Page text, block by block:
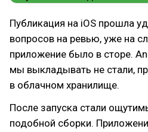
Публикация на iOS прошла
вопросов на ревью, уже на
приложение было в сторе.
мы выкладывать не стали,
в облачном хранилище.
После запуска стали
подобной сборки.